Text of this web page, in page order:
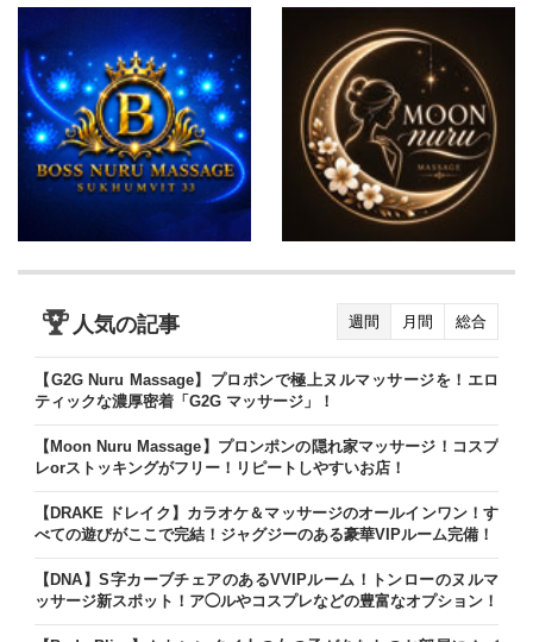
人気の記事 週間 月間 総合
【G2G Nuru Massage】プロポンで極上ヌルマッサージを！エロ
ティックな濃厚密着「G2G マッサージ」！
【Moon Nuru Massage】プロンポンの隠れ家マッサージ！コスプ
レorストッキングがフリー！リピートしやすいお店！
【DRAKE ドレイク】カラオケ＆マッサージのオールインワン！す
べての遊びがここで完結！ジャグジーのある豪華VIPルーム完備！
【DNA】S字カーブチェアのあるVVIPルーム！トンローのヌルマ
ッサージ新スポット！ア◯ルやコスプレなどの豊富なオプション！